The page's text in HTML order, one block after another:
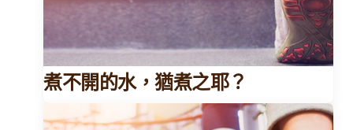
煮不開的水，猶煮之耶？